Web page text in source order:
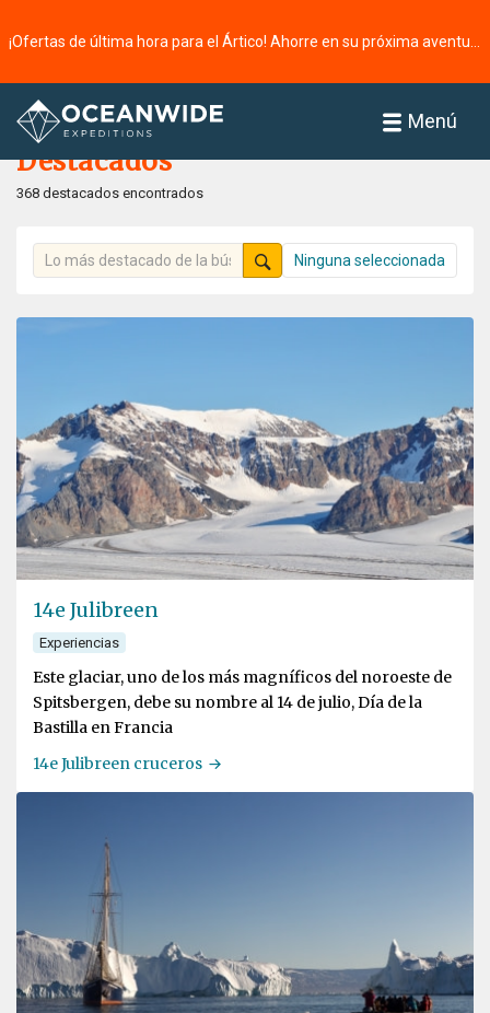
Menú
Página principal
Destacados
368 destacados encontrados
Ninguna seleccionada
14e Julibreen
Experiencias
Este glaciar, uno de los más magníficos del noroeste de
Spitsbergen, debe su nombre al 14 de julio, Día de la
Bastilla en Francia
14e Julibreen cruceros